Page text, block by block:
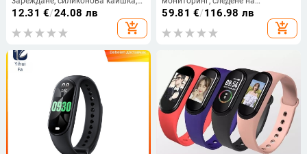
90 mAh, живот на батерията 15–
21 дни, бутонно управление,
спортен дизайн
12.31 €/24.08 лв
add_shopping_cart
сърдечния ритъм, следене на
съня, отчитане на стъпките,
Android-съвместима
59.81 €/116.98 лв
add_shopping_cart